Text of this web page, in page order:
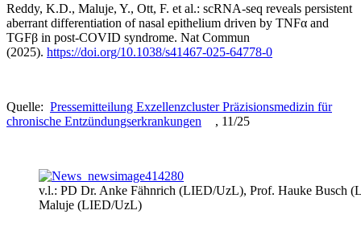
Reddy, K.D., Maluje, Y., Ott, F. et al.: scRNA-seq reveals persistent
aberrant differentiation of nasal epithelium driven by TNFα and
TGFβ in post-COVID syndrome. Nat Commun
(2025). https://doi.org/10.1038/s41467-025-64778-0
Quelle: Pressemitteilung Exzellenzcluster Präzisionsmedizin für
chronische Entzündungserkrankungen
, 11/25
v.l.: PD Dr. Anke Fähnrich (LIED/UzL), Prof. Hauke Busch
Maluje (LIED/UzL)